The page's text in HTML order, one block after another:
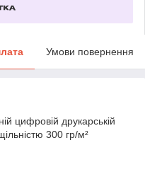
Умови повернення
цифровій друкарській
300 гр/м²